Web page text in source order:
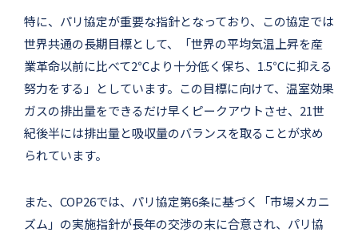
特に、パリ協定が重要な指針となっており、この協定では
世界共通の長期目標として、「世界の平均気温上昇を産
業革命以前に比べて2℃より十分低く保ち、1.5℃に抑える
努力をする」としています。この目標に向けて、温室効果
ガスの排出量をできるだけ早くピークアウトさせ、21世
紀後半には排出量と吸収量のバランスを取ることが求め
られています。
また、COP26では、パリ協定第6条に基づく「市場メカニ
ズム」の実施指針が長年の交渉の末に合意され、パリ協